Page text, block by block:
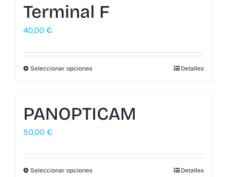
Terminal F
40,00 €
Seleccionar opciones Detalles
PANOPTICAM
50,00 €
Seleccionar opciones Detalles